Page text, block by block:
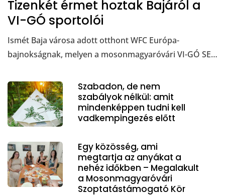
Tizenkét érmet hoztak Bajáról a
VI-GÓ sportolói
Ismét Baja városa adott otthont WFC Európa-
bajnokságnak, melyen a mosonmagyaróvári VI-GÓ SE…
Szabadon, de nem
szabályok nélkül: amit
mindenképpen tudni kell
vadkempingezés előtt
Egy közösség, ami
megtartja az anyákat a
nehéz időkben – Megalakult
a Mosonmagyaróvári
Szoptatástámogató Kör